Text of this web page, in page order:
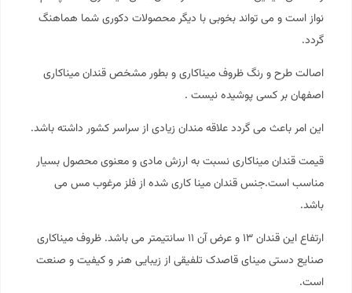
نواز است و می تواند بخوبی با دیگر محصولات دکوری شما هماهنگ
گردد.
اصالت طرح و رنگ ظروف میناکاری و بطور مشخص قندان میناکاری
اصفهان بر کسی پوشیده نیست .
این امر باعث می گردد علاقه مندان زیادی از سراسر کشور داشته باشد.
قیمت قندان میناکاری نسبت به ارزش مادی و معنوی محصول بسیار
مناسب است.جنس قندان مینا کاری شده از فلز مرغوب مس می
باشد.
ارتفاع این قندان ۱۳ و عرض آن ۱۱ سانتیمتر می باشد. ظروف میناکاری
صنایع دستی مینای قاصدکتلفیقی از زیبایی هنر و کیفیت و صنعت
است.